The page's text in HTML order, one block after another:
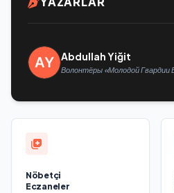
Abdullah Yiğit
Волонтёры «Молодой Гвардии
Nöbetçi
Eczaneler